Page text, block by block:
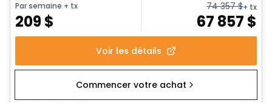
Par semaine + tx
209$
74 357$+ tx
67 857 $
Voir les détails
Commencer votre achat